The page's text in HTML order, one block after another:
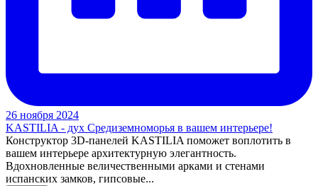
26 ноября 2024
KASTILIA - дух Средиземноморья в вашем интерьере!
Конструктор 3D-панелей KASTILIA поможет воплотить в
вашем интерьере архитектурную элегантность.
Вдохновленные величественными арками и стенами
испанских замков, гипсовые...